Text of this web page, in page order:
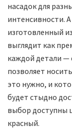
насадок для
интенсивности.
изготовленный
выглядит как
каждой детали —
позволяет
это нужно, и
будет стыдно
выбор доступны
красный.